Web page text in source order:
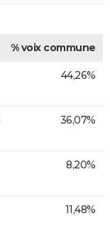
% voix commune
44,26%
36,07%
8,20%
11,48%